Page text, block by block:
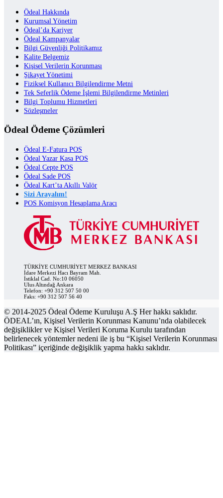
Ödeal Hakkında
Kurumsal Yönetim
Ödeal’da Kariyer
Ödeal Kampanyalar
Bilgi Güvenliği Politikamız
Kalite Belgemiz
Kişisel Verilerin Korunması
Şikayet Yönetimi
Fiziksel Kullanıcı Bilgilendirme Metni
Tek Seferlik Ödeme İşlemi Bilgilendirme Metinleri
Bilgi Toplumu Hizmetleri
Sözleşmeler
Ödeal Ödeme Çözümleri
Ödeal E-Fatura POS
Ödeal Yazar Kasa POS
Ödeal Cepte POS
Ödeal Sade POS
Ödeal Kart’ta Akıllı Valör
Sizi Arayalım!
POS Komisyon Hesaplama Aracı
TÜRKİYE CUMHURİYET MERKEZ BANKASI
İdare Merkezi Hacı Bayram Mah.
İstiklal Cad. No:10 06050
Ulus Altındağ Ankara
Telefon: +90 312 507 50 00
Faks: +90 312 507 56 40
© 2014-2025 Ödeal Ödeme Kuruluşu A.Ş Her hakkı saklıdır.
ÖDEAL’ın, Kişisel Verilerin Korunması Kanunu’nda olabilecek
değişiklikler ve Kişisel Verileri Koruma Kurulu tarafından
belirlenecek yöntemler nedeni ile iş bu “Kişisel Verilerin Korunması
Politikası” içeriğinde değişiklik yapma hakkı saklıdır.